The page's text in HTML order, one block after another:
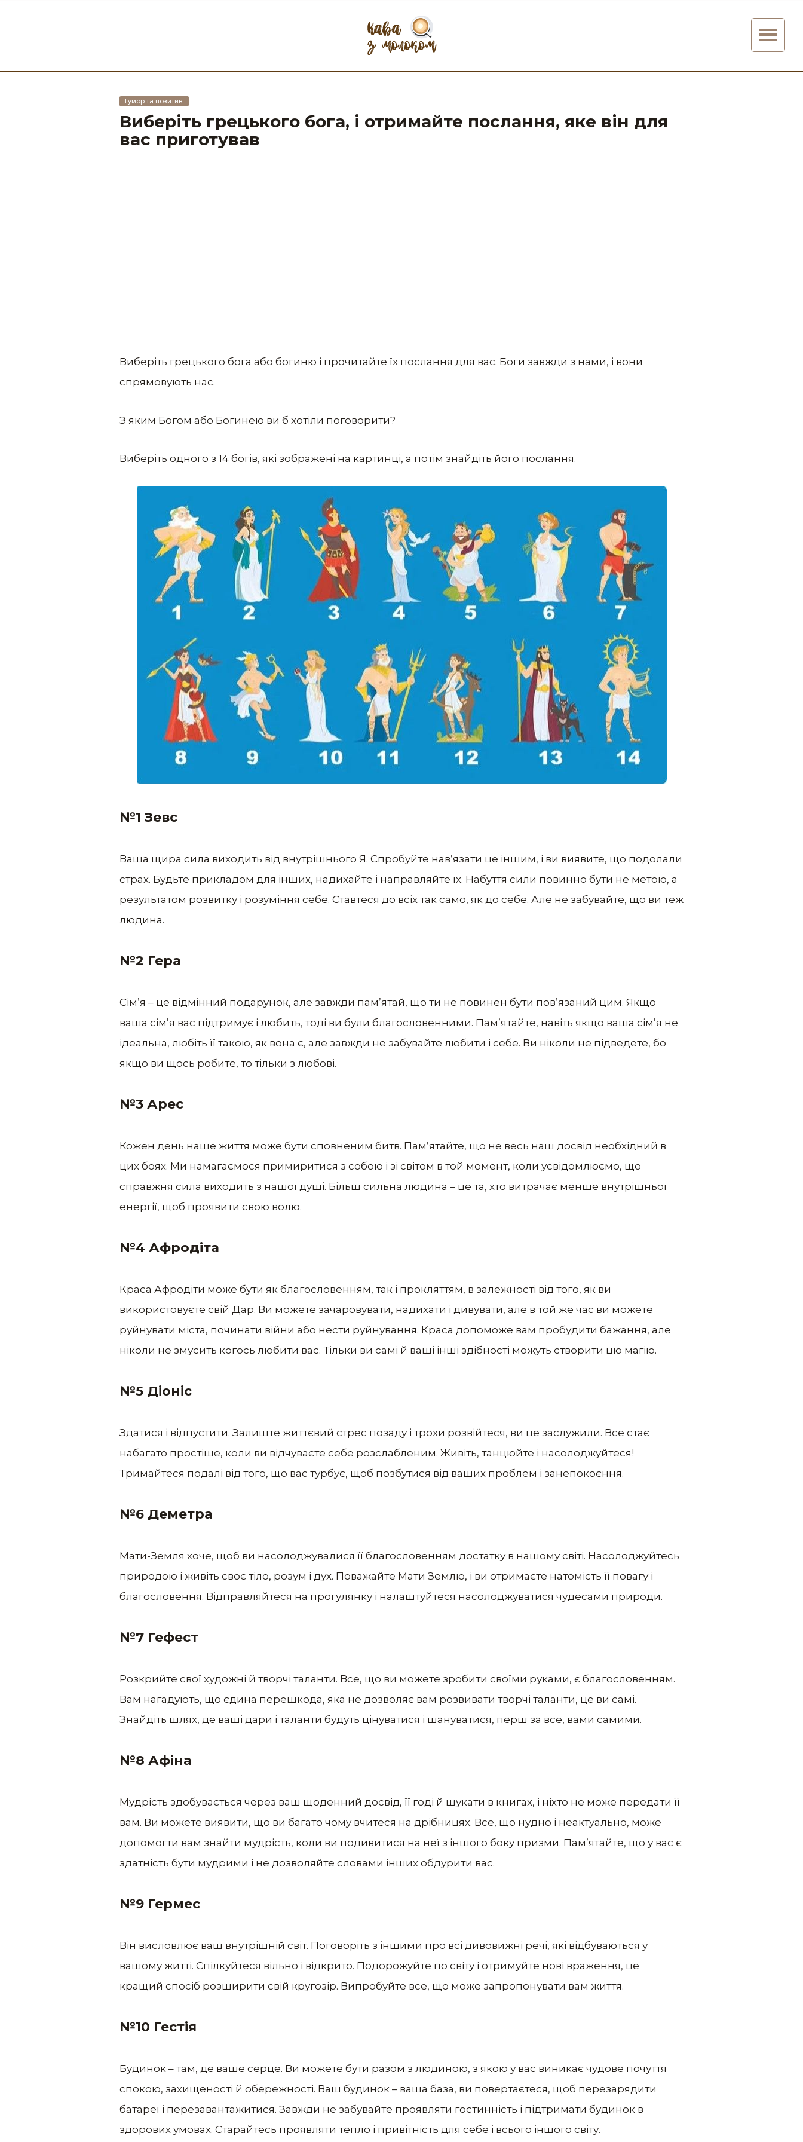
Гумор та позитив
Виберіть грецького бога, і отримайте послання, яке він для
вас приготував
Виберіть грецького бога або богиню і прочитайте їх послання для вас. Боги завжди з нами, і вони
спрямовують нас.
З яким Богом або Богинею ви б хотіли поговорити?
Виберіть одного з 14 богів, які зображені на картинці, а потім знайдіть його послання.
№1 Зевс
Ваша щира сила виходить від внутрішнього Я. Спробуйте нав’язати це іншим, і ви виявите, що подолали
страх. Будьте прикладом для інших, надихайте і направляйте їх. Набуття сили повинно бути не метою, а
результатом розвитку і розуміння себе. Ставтеся до всіх так само, як до себе. Але не забувайте, що ви теж
людина.
№2 Гера
Сім’я – це відмінний подарунок, але завжди пам’ятай, що ти не повинен бути пов’язаний цим. Якщо
ваша сім’я вас підтримує і любить, тоді ви були благословенними. Пам’ятайте, навіть якщо ваша сім’я не
ідеальна, любіть її такою, як вона є, але завжди не забувайте любити і себе. Ви ніколи не підведете, бо
якщо ви щось робите, то тільки з любові.
№3 Арес
Кожен день наше життя може бути сповненим битв. Пам’ятайте, що не весь наш досвід необхідний в
цих боях. Ми намагаємося примиритися з собою і зі світом в той момент, коли усвідомлюємо, що
справжня сила виходить з нашої душі. Більш сильна людина – це та, хто витрачає менше внутрішньої
енергії, щоб проявити свою волю.
№4 Афродіта
Краса Афродіти може бути як благословенням, так і прокляттям, в залежності від того, як ви
використовуєте свій Дар. Ви можете зачаровувати, надихати і дивувати, але в той же час ви можете
руйнувати міста, починати війни або нести руйнування. Краса допоможе вам пробудити бажання, але
ніколи не змусить когось любити вас. Тільки ви самі й ваші інші здібності можуть створити цю магію.
№5 Діоніс
Здатися і відпустити. Залиште життєвий стрес позаду і трохи розвійтеся, ви це заслужили. Все стає
набагато простіше, коли ви відчуваєте себе розслабленим. Живіть, танцюйте і насолоджуйтеся!
Тримайтеся подалі від того, що вас турбує, щоб позбутися від ваших проблем і занепокоєння.
№6 Деметра
Мати-Земля хоче, щоб ви насолоджувалися її благословенням достатку в нашому світі. Насолоджуйтесь
природою і живіть своє тіло, розум і дух. Поважайте Мати Землю, і ви отримаєте натомість її повагу і
благословення. Відправляйтеся на прогулянку і налаштуйтеся насолоджуватися чудесами природи.
№7 Гефест
Розкрийте свої художні й творчі таланти. Все, що ви можете зробити своїми руками, є благословенням.
Вам нагадують, що єдина перешкода, яка не дозволяє вам розвивати творчі таланти, це ви самі.
Знайдіть шлях, де ваші дари і таланти будуть цінуватися і шануватися, перш за все, вами самими.
№8 Афіна
Мудрість здобувається через ваш щоденний досвід, її годі й шукати в книгах, і ніхто не може передати її
вам. Ви можете виявити, що ви багато чому вчитеся на дрібницях. Все, що нудно і неактуально, може
допомогти вам знайти мудрість, коли ви подивитися на неї з іншого боку призми. Пам’ятайте, що у вас є
здатність бути мудрими і не дозволяйте словами інших обдурити вас.
№9 Гермес
Він висловлює ваш внутрішній світ. Поговоріть з іншими про всі дивовижні речі, які відбуваються у
вашому житті. Спілкуйтеся вільно і відкрито. Подорожуйте по світу і отримуйте нові враження, це
кращий спосіб розширити свій кругозір. Випробуйте все, що може запропонувати вам життя.
№10 Гестія
Будинок – там, де ваше серце. Ви можете бути разом з людиною, з якою у вас виникає чудове почуття
спокою, захищеності й обережності. Ваш будинок – ваша база, ви повертаєтеся, щоб перезарядити
батареї і перезавантажитися. Завжди не забувайте проявляти гостинність і підтримати будинок в
здорових умовах. Старайтесь проявляти тепло і привітність для себе і всього іншого світу.